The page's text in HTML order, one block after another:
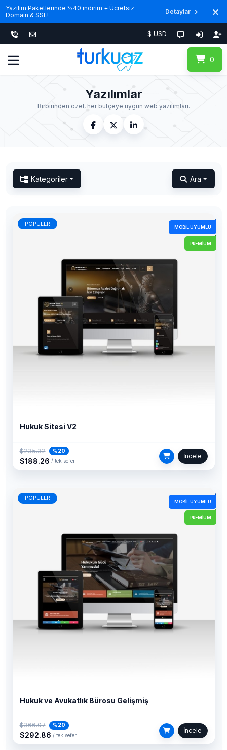
Yazılım Paketlerinde %40 indirim + Ücretsiz
Domain & SSL!
Detaylar
$ USD
0
Yazılımlar
Birbirinden özel, her bütçeye uygun web yazılımları.
Kategoriler Ara
POPÜLER
MOBIL UYUMLU
PREMIUM
Hukuk Sitesi V2
$235.32 %20
$188.26 / tek sefer
İncele
POPÜLER
MOBIL UYUMLU
PREMIUM
Hukuk ve Avukatlık Bürosu Gelişmiş
$366.07 %20
$292.86 / tek sefer
İncele